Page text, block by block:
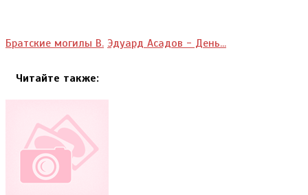
Братские могилы В. Эдуард Асадов - День...
Читайте также: